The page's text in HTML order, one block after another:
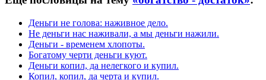
Деньги не голова: наживное дело.
Не деньги нас наживали, а мы деньги нажили.
Деньги - временем хлопоты.
Богатому черти деньги куют.
Деньги копил, да нелегкого и купил.
Копил, копил, да черта и купил.